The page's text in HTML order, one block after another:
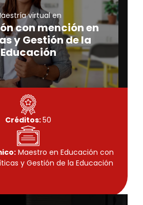
virtual en
con mención en
y Gestión de la
Educación
Maestría virtual en
con mención en
y Gestión de la
Educación
Conoce más
Créditos:50
Maestro en Educación con
y Gestión de la Educación